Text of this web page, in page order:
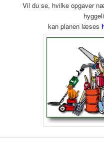
Vil du se, hvilke opgaver
kan planen læses